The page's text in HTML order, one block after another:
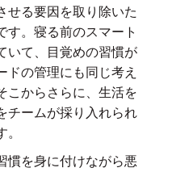
せる要因を取り除いた
す。寝る前のスマート
いて、目覚めの習慣が
ドの管理にも同じ考え
こからさらに、生活を
チームが採り入れられ
慣を身に付けながら悪